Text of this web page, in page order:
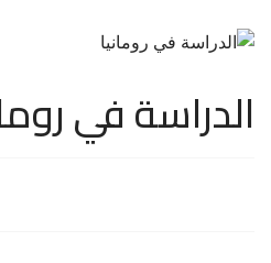
الدراسة في